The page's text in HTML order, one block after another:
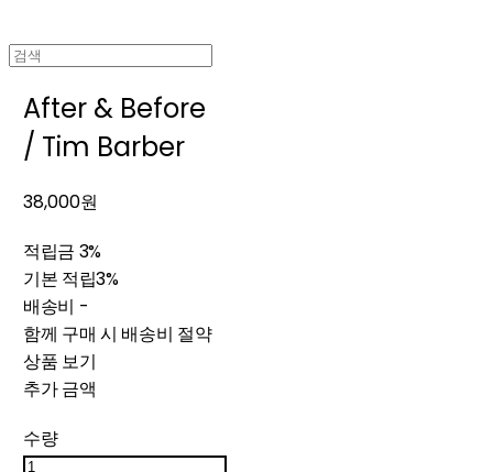
After & Before
/ Tim Barber
38,000원
적립금 3%
기본 적립3%
배송비 -
함께 구매 시 배송비 절약
상품 보기
추가 금액
수량